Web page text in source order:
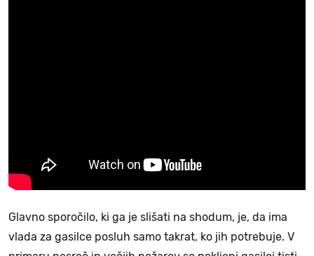
Glavno sporočilo, ki ga je slišati na shodum, je, da ima
vlada za gasilce posluh samo takrat, ko jih potrebuje. V